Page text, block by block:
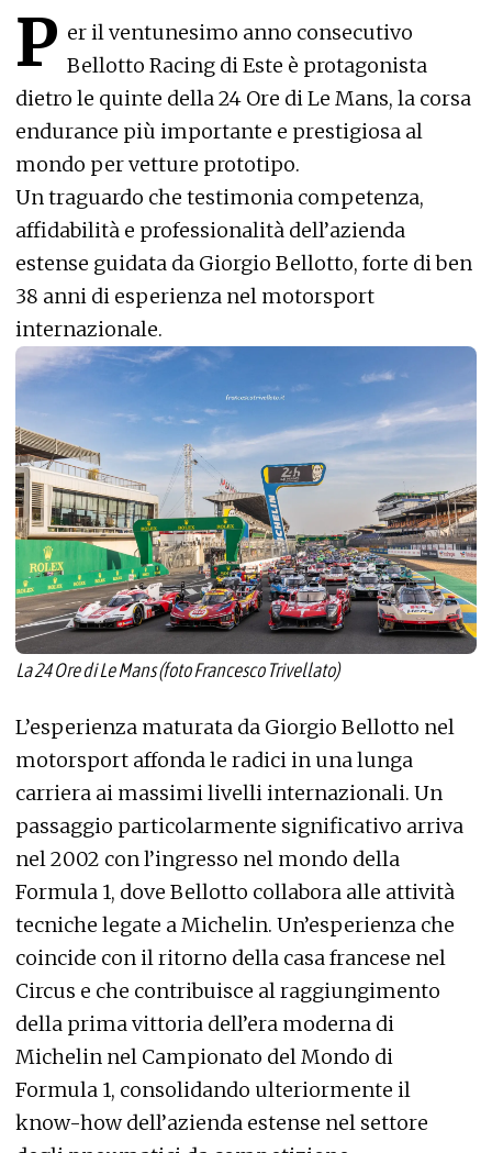
P er il ventunesimo anno consecutivo
Bellotto Racing di Este è protagonista
dietro le quinte della 24 Ore di Le Mans, la corsa
endurance più importante e prestigiosa al
mondo per vetture prototipo.
Un traguardo che testimonia competenza,
affidabilità e professionalità dell’azienda
estense guidata da Giorgio Bellotto, forte di ben
38 anni di esperienza nel motorsport
internazionale.
La 24 Ore di Le Mans (foto Francesco Trivellato)
L’esperienza maturata da Giorgio Bellotto nel
motorsport affonda le radici in una lunga
carriera ai massimi livelli internazionali. Un
passaggio particolarmente significativo arriva
nel 2002 con l’ingresso nel mondo della
Formula 1, dove Bellotto collabora alle attività
tecniche legate a Michelin. Un’esperienza che
coincide con il ritorno della casa francese nel
Circus e che contribuisce al raggiungimento
della prima vittoria dell’era moderna di
Michelin nel Campionato del Mondo di
Formula 1, consolidando ulteriormente il
know-how dell’azienda estense nel settore